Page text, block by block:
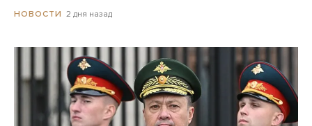
НОВОСТИ 2 дня назад